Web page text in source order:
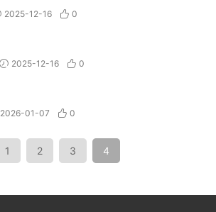
2025-12-16 0
2025-12-16 0
2026-01-07 0
1 2 3 4